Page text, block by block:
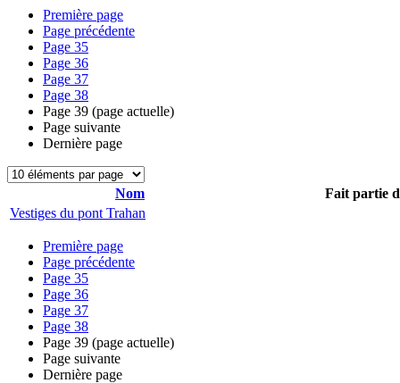
Première page
Page précédente
Page 35
Page 36
Page 37
Page 38
Page 39 (page actuelle)
Page suivante
Dernière page
Nom
Fait partie
Vestiges du pont Trahan
Première page
Page précédente
Page 35
Page 36
Page 37
Page 38
Page 39 (page actuelle)
Page suivante
Dernière page